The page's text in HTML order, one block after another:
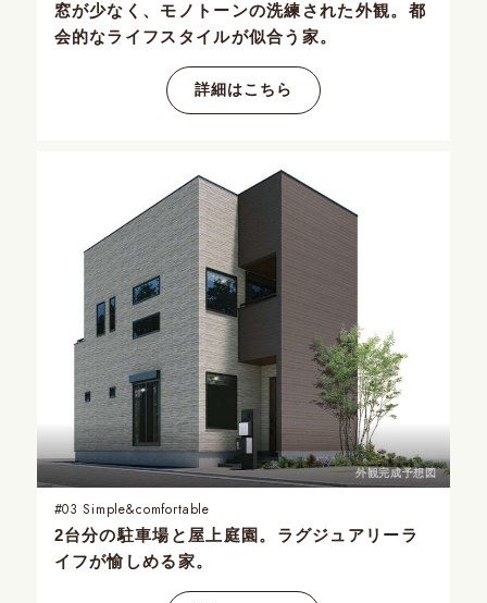
窓が少なく、モノトーンの洗練された外観。都
会的なライフスタイルが似合う家。
詳細はこちら
外観完成予想図
#03 Simple&comfortable
2台分の駐車場と屋上庭園。 ラグジュアリーラ
イフが愉しめる家。